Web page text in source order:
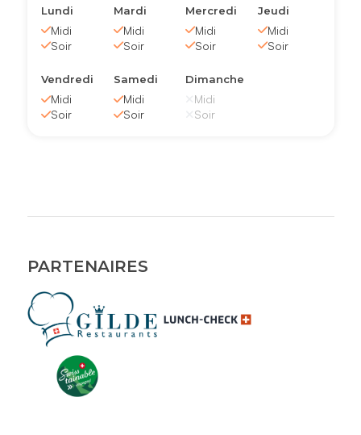
Lundi
Midi
Soir
Mardi
Midi
Soir
Mercredi
Midi
Soir
Jeudi
Midi
Soir
Vendredi
Midi
Soir
Samedi
Midi
Soir
Dimanche
Midi
Soir
PARTENAIRES